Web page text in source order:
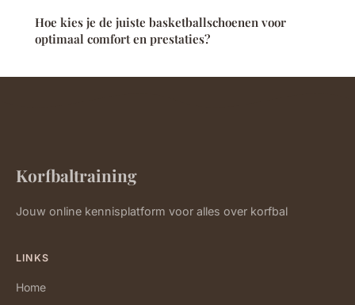
Hoe kies je de juiste basketballschoenen voor
optimaal comfort en prestaties?
Korfbaltraining
Jouw online kennisplatform voor alles over korfbal
LINKS
Home